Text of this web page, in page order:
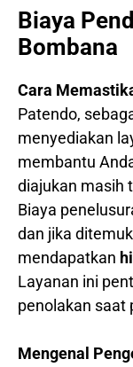
Biaya
Bombana
Cara
Patendo,
menyediakan
membantu
diajukan masih
Biaya
dan jika
mendapatkan
Layanan ini
penolakan saat
Mengenal